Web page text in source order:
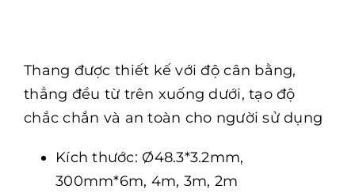
Thang được thiết kế với độ cân bằng,
thẳng đều từ trên xuống dưới, tạo độ
chắc chắn và an toàn cho người sử dụng
Kích thước: Ø48.3*3.2mm,
300mm*6m, 4m, 3m, 2m